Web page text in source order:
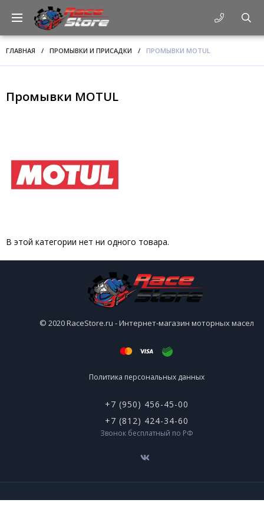
ГЛАВНАЯ / ПРОМЫВКИ И ПРИСАДКИ / ПРОМЫВКИ MOTUL
Промывки MOTUL
В этой категории нет ни одного товара.
© 2020 RaceStore.ru - Интернет-магазин моторных масел
Политика персональных данных
+7 (950) 456-45-00
+7 (812) 424-34-60
Звонок бесплатный по РФ